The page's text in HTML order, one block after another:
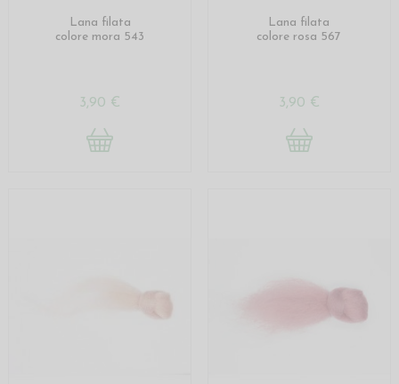
Lana filata
colore mora 543
3,90 €
Lana filata
colore rosa 567
3,90 €